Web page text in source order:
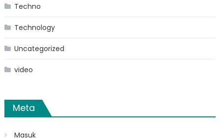
Techno
Technology
Uncategorized
video
Meta
Masuk